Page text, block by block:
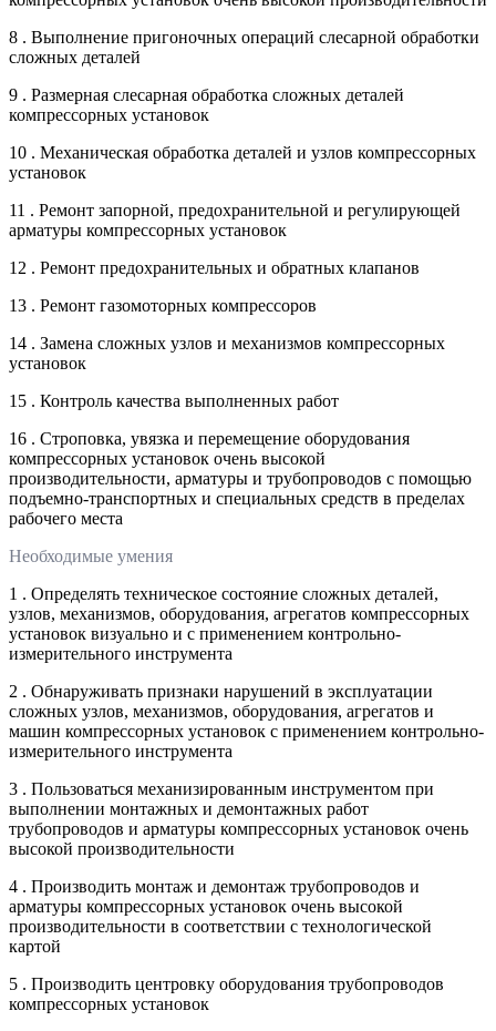
8 . Выполнение пригоночных операций слесарной обработки
сложных деталей
9 . Размерная слесарная обработка сложных деталей
компрессорных установок
10 . Механическая обработка деталей и узлов компрессорных
установок
11 . Ремонт запорной, предохранительной и регулирующей
арматуры компрессорных установок
12 . Ремонт предохранительных и обратных клапанов
13 . Ремонт газомоторных компрессоров
14 . Замена сложных узлов и механизмов компрессорных
установок
15 . Контроль качества выполненных работ
16 . Строповка, увязка и перемещение оборудования
компрессорных установок очень высокой
производительности, арматуры и трубопроводов с помощью
подъемно-транспортных и специальных средств в пределах
рабочего места
Необходимые умения
1 . Определять техническое состояние сложных деталей,
узлов, механизмов, оборудования, агрегатов компрессорных
установок визуально и с применением контрольно-
измерительного инструмента
2 . Обнаруживать признаки нарушений в эксплуатации
сложных узлов, механизмов, оборудования, агрегатов и
машин компрессорных установок с применением контрольно-
измерительного инструмента
3 . Пользоваться механизированным инструментом при
выполнении монтажных и демонтажных работ
трубопроводов и арматуры компрессорных установок очень
высокой производительности
4 . Производить монтаж и демонтаж трубопроводов и
арматуры компрессорных установок очень высокой
производительности в соответствии с технологической
картой
5 . Производить центровку оборудования трубопроводов
компрессорных установок